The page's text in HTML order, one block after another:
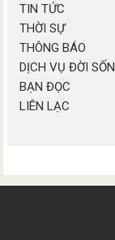
TIN TỨC
THỜI SỰ
THÔNG BÁO
DỊCH VỤ ĐỜI
BẠN ĐỌC
LIÊN LẠC